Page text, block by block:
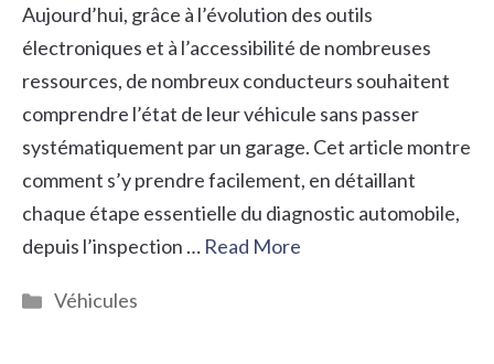
Aujourd’hui, grâce à l’évolution des outils
électroniques et à l’accessibilité de nombreuses
ressources, de nombreux conducteurs souhaitent
comprendre l’état de leur véhicule sans passer
systématiquement par un garage. Cet article montre
comment s’y prendre facilement, en détaillant
chaque étape essentielle du diagnostic automobile,
depuis l’inspection … Read More
Catégories
Véhicules